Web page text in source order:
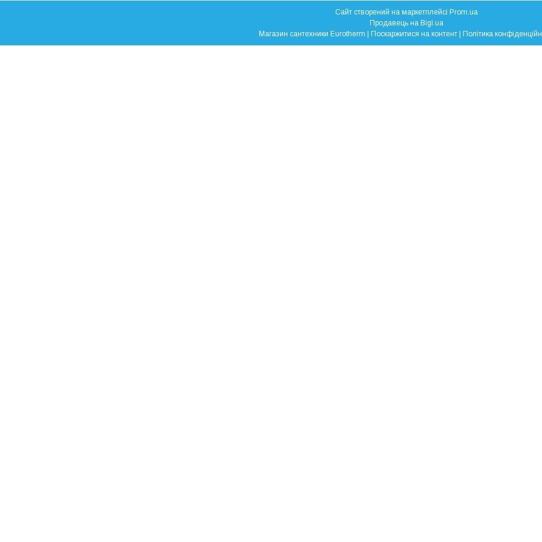
Сайт створений на маркетплейсі Prom.ua
Продавець на Bigl.ua
Магазин сантехники Eurotherm | Поскаржитися на контент | Політика